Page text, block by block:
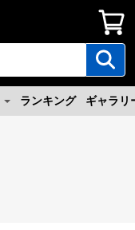
ランキング ギャラリ